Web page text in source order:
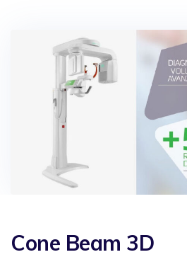
Cone Beam 3D